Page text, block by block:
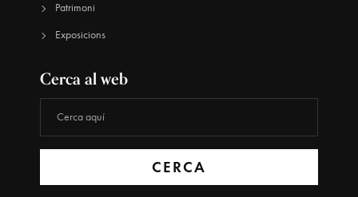
Patrimoni
Exposicions
Cerca al web
CERCA